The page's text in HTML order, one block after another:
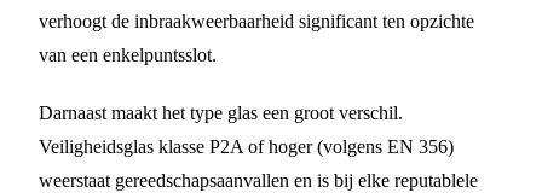
verhoogt de inbraakweerbaarheid significant ten opzichte
van een enkelpuntsslot.
Darnaast maakt het type glas een groot verschil.
Veiligheidsglas klasse P2A of hoger (volgens EN 356)
weerstaat gereedschapsaanvallen en is bij elke reputablele